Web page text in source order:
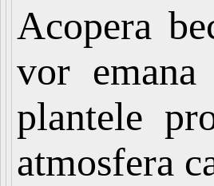
Acopera
vor
plantele
atmosfera